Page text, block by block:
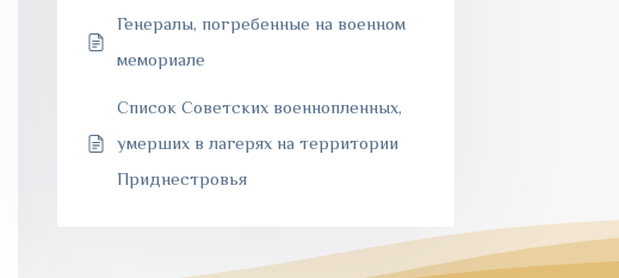
Генералы, погребенные на военном
мемориале
Список Советских военнопленных,
умерших в лагерях на территории
Приднестровья